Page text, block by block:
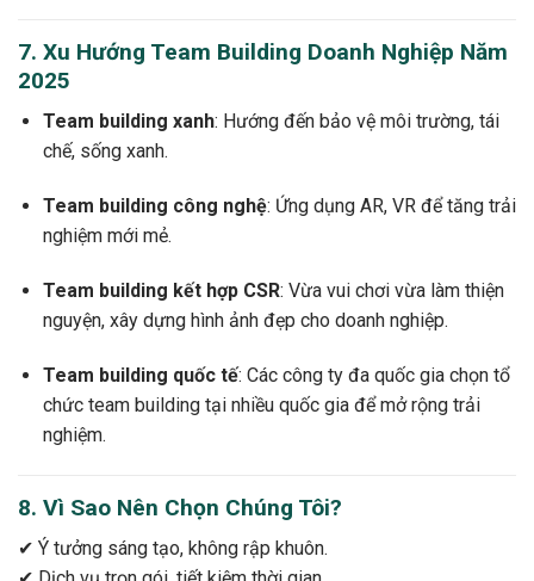
7. Xu Hướng Team Building Doanh Nghiệp Năm
2025
Team building xanh: Hướng đến bảo vệ môi trường, tái
chế, sống xanh.
Team building công nghệ: Ứng dụng AR, VR để tăng trải
nghiệm mới mẻ.
Team building kết hợp CSR: Vừa vui chơi vừa làm thiện
nguyện, xây dựng hình ảnh đẹp cho doanh nghiệp.
Team building quốc tế: Các công ty đa quốc gia chọn tổ
chức team building tại nhiều quốc gia để mở rộng trải
nghiệm.
8. Vì Sao Nên Chọn Chúng Tôi?
✔ Ý tưởng sáng tạo, không rập khuôn.